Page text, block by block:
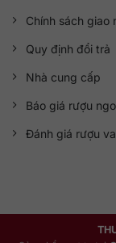
Chính sách giao
Quy định đổi trả
Nhà cung cấp
Báo giá rượu
Đánh giá rượu